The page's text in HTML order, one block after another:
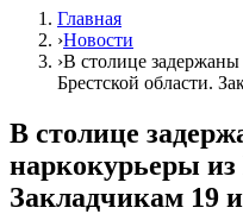
Главная
›Новости
›В столице
Брестской области.
В столице
наркокурьеры из
Закладчикам 19 и